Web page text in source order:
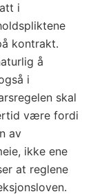
i
kontrakt.
å
i
skal
være fordi
av
ikke ene
at reglene